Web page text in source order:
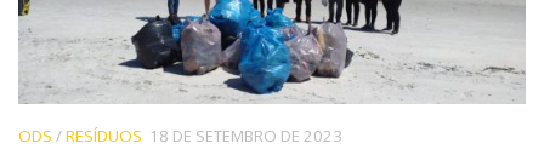
ODS /RESÍDUOS 18 DE SETEMBRO DE 2023